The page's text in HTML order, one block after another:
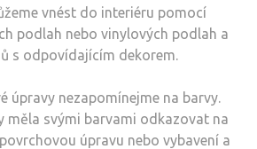
vnést do interiéru pomocí
podlah nebo vinylových podlah a
s odpovídajícím dekorem.
úpravy nezapomínejme na barvy.
měla svými barvami odkazovat na
úpravu nebo vybavení a